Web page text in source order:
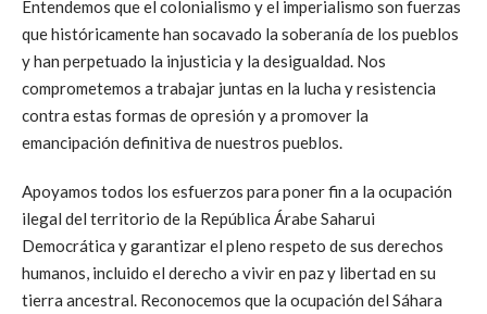
Entendemos que el colonialismo y el imperialismo son fuerzas
que históricamente han socavado la soberanía de los pueblos
y han perpetuado la injusticia y la desigualdad. Nos
comprometemos a trabajar juntas en la lucha y resistencia
contra estas formas de opresión y a promover la
emancipación definitiva de nuestros pueblos.
Apoyamos todos los esfuerzos para poner fin a la ocupación
ilegal del territorio de la República Árabe Saharui
Democrática y garantizar el pleno respeto de sus derechos
humanos, incluido el derecho a vivir en paz y libertad en su
tierra ancestral. Reconocemos que la ocupación del Sáhara